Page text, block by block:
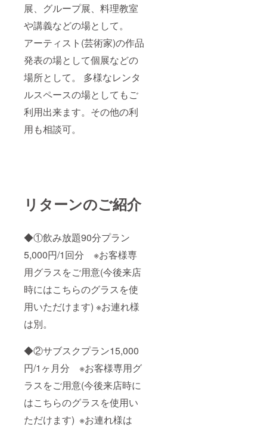
展、グループ展、料理教室
や講義などの場として。
アーティスト(芸術家)の作品
発表の場として個展などの
場所として。 多様なレンタ
ルスペースの場としてもご
利用出来ます。その他の利
用も相談可。
リターンのご紹介
◆①飲み放題90分プラン
5,000円/1回分 ※お客様専
用グラスをご用意(今後来店
時にはこちらのグラスを使
用いただけます) ※お連れ様
は別。
◆②サブスクプラン15,000
円/1ヶ月分 ※お客様専用グ
ラスをご用意(今後来店時に
はこちらのグラスを使用い
ただけます) ※お連れ様は